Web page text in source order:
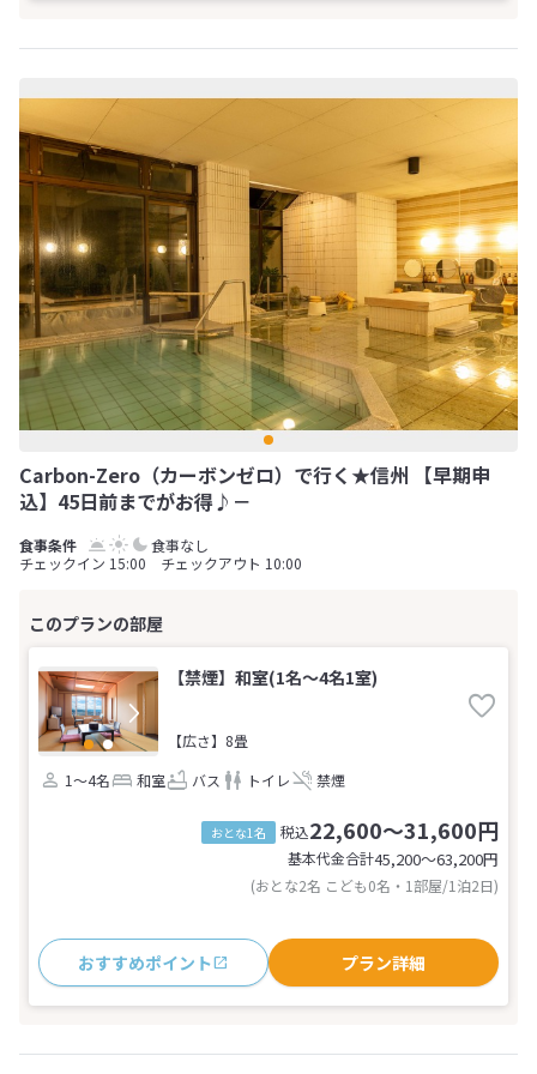
Carbon-Zero（カーボンゼロ）で行く★信州 【早期申
込】45日前までがお得♪－
食事なし
チェックイン 15:00 チェックアウト 10:00
【禁煙】和室(1名～4名1室)
【広さ】8畳
1～4名
和室 バス トイレ 禁煙
おとな1名 税込22,600～31,600円
基本代金合計45,200〜63,200円
(おとな2名 こども0名・1部屋/1泊2日)
おすすめポイント プラン詳細